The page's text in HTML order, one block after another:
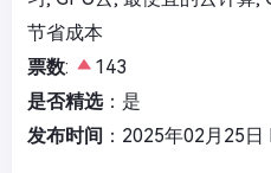
节省成本
票数:
143
是否精选：是
发布时间 ：2025年02月25